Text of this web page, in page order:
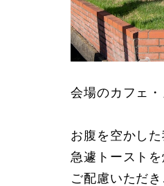
会場のカフェ・
お腹を空かした
急遽トースト
ご配慮いただき